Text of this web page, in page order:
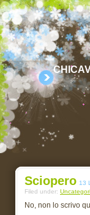
Sciopero 13
Filed under:
No, non lo scrivo